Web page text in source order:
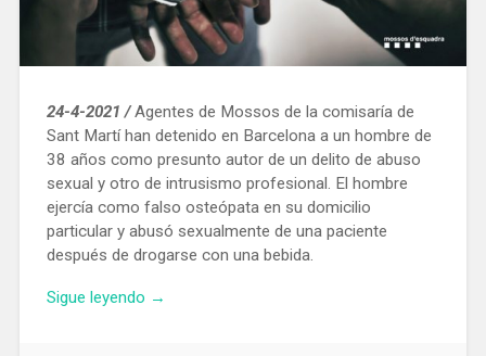
24-4-2021 /Agentes de Mossos de la comisaría de
Sant Martí han detenido en Barcelona a un hombre de
38 años como presunto autor de un delito de abuso
sexual y otro de intrusismo profesional. El hombre
ejercía como falso osteópata en su domicilio
particular y abusó sexualmente de una paciente
después de drogarse con una bebida.
Sigue leyendo «Detienen
→